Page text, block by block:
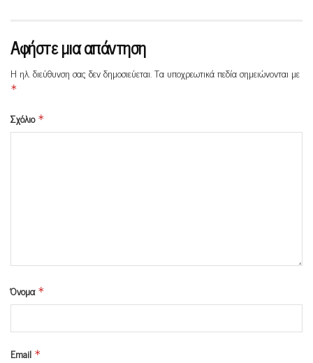
Αφήστε μια απάντηση
Η ηλ. διεύθυνση σας δεν δημοσιεύεται.Τα υποχρεωτικά πεδία σημειώνονται με
*
Σχόλιο *
Όνομα *
Email *